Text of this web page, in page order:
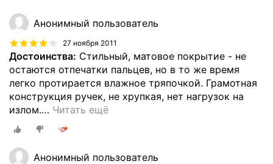
Анонимный пользователь
27 ноября 2011
Достоинства: Стильный, матовое покрытие - не
остаются отпечатки пальцев, но в то же время
легко протирается влажное тряпочкой. Грамотная
конструкция ручек, не хрупкая, нет нагрузок на
излом.… Читать ещё
Анонимный пользователь